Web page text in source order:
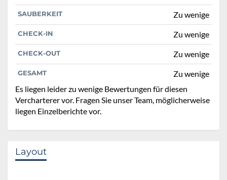
SAUBERKEIT Zu wenige
CHECK-IN Zu wenige
CHECK-OUT Zu wenige
GESAMT
Zu wenige
Es liegen leider zu wenige Bewertungen für diesen
Vercharterer vor. Fragen Sie unser Team, möglicherweise
liegen Einzelberichte vor.
Layout